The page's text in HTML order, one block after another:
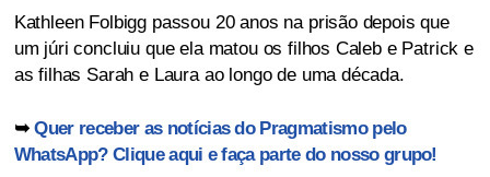
Kathleen Folbigg passou 20 anos na prisão depois que
um júri concluiu que ela matou os filhos Caleb e Patrick e
as filhas Sarah e Laura ao longo de uma década.
➥Quer receber as notícias do Pragmatismo pelo
WhatsApp? Clique aqui e faça parte do nosso grupo!